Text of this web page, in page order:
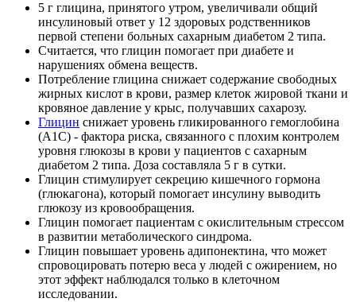
5 г глицина, принятого утром, увеличивали общий
инсулиновый ответ у 12 здоровых родственников
первой степени больных сахарным диабетом 2 типа.
Считается, что глицин помогает при диабете и
нарушениях обмена веществ.
Потребление глицина снижает содержание свободных
жирных кислот в крови, размер клеток жировой ткани и
кровяное давление у крыс, получавших сахарозу.
Глицин снижает уровень гликированного гемоглобина
(A1C) - фактора риска, связанного с плохим контролем
уровня глюкозы в крови у пациентов с сахарным
диабетом 2 типа. Доза составляла 5 г в сутки.
Глицин стимулирует секрецию кишечного гормона
(глюкагона), который помогает инсулину выводить
глюкозу из кровообращения.
Глицин помогает пациентам с окислительным стрессом
в развитии метаболического синдрома.
Глицин повышает уровень адипонектина, что может
спровоцировать потерю веса у людей с ожирением, но
этот эффект наблюдался только в клеточном
исследовании.